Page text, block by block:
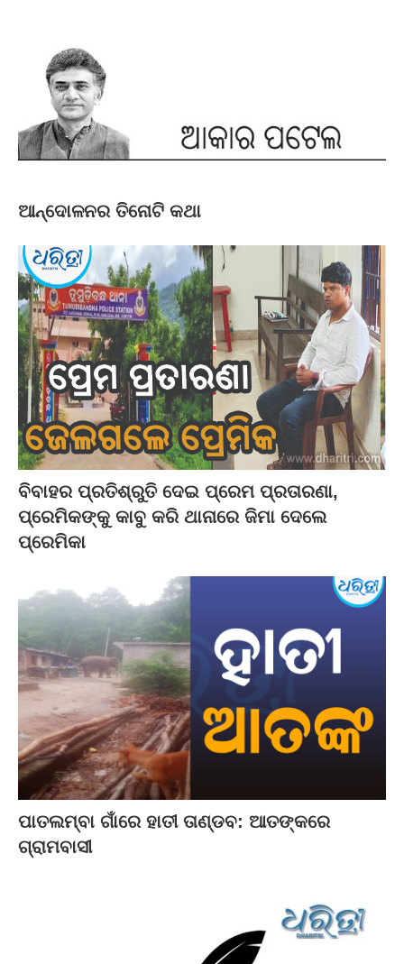
ଆନ୍ଦୋଳନର ତିନୋଟି କଥା
ବିବାହର ପ୍ରତିଶ୍ରୁତି ଦେଇ ପ୍ରେମ ପ୍ରତାରଣା,
ପ୍ରେମିକଙ୍କୁ କାବୁ କରି ଥାନାରେ ଜିମା ଦେଲେ
ପ୍ରେମିକା
ପାତଲମ୍ବା ଗାଁରେ ହାତୀ ତାଣ୍ଡବ: ଆତଙ୍କରେ
ଗ୍ରାମବାସୀ